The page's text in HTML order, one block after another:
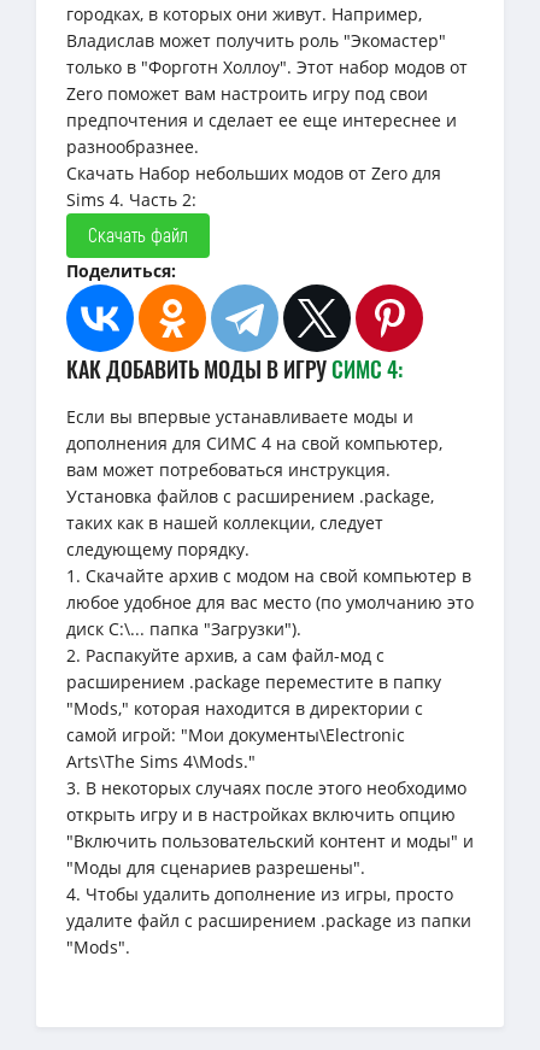
городках, в которых они живут. Например,
Владислав может получить роль "Экомастер"
только в "Форготн Холлоу". Этот набор модов от
Zero поможет вам настроить игру под свои
предпочтения и сделает ее еще интереснее и
разнообразнее.
Скачать Набор небольших модов от Zero для
Sims 4. Часть 2:
Скачать файл
Поделиться:
КАК ДОБАВИТЬ МОДЫ В ИГРУСИМС 4:
Если вы впервые устанавливаете моды и
дополнения для СИМС 4 на свой компьютер,
вам может потребоваться инструкция.
Установка файлов с расширением .package,
таких как в нашей коллекции, следует
следующему порядку.
1. Скачайте архив с модом на свой компьютер в
любое удобное для вас место (по умолчанию это
диск C:\... папка "Загрузки").
2. Распакуйте архив, а сам файл-мод с
расширением .package переместите в папку
"Mods," которая находится в директории с
самой игрой: "Мои документы\Electronic
Arts\The Sims 4\Mods."
3. В некоторых случаях после этого необходимо
открыть игру и в настройках включить опцию
"Включить пользовательский контент и моды" и
"Моды для сценариев разрешены".
4. Чтобы удалить дополнение из игры, просто
удалите файл с расширением .package из папки
"Mods".